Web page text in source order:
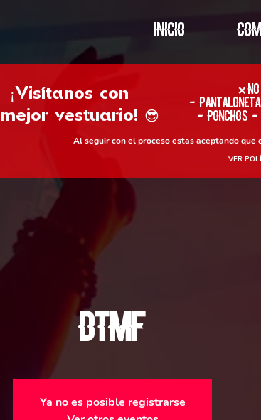
INICIO
¡Visítanos con
mejor vestuario! 😎
​❌
-
- Ponchos -
Al seguir con el proceso estas aceptando
VER
DTMF
Ya no es posible registrarse